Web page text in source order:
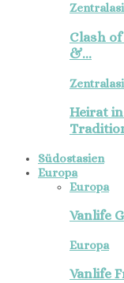
Clash
&…
Heirat
Südostasien
Europa
Europa
Vanlife
Europa
Vanlife